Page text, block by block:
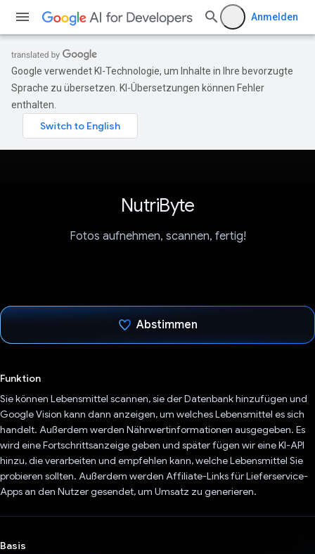
Anmelden
Google verwendet KI-Technologie, um Inhalte in Ihre bevorzugte
Sprache zu übersetzen. KI-Übersetzungen können Fehler
enthalten.
NutriByte
Fotos aufnehmen, scannen, fertig!
Abstimmen
Funktion
Sie können Lebensmittel scannen, sie der Datenbank hinzufügen und
Google Vision kann dann anzeigen, um welches Lebensmittel es sich
handelt. Außerdem werden Nährwertinformationen ausgegeben. Es
wird eine Fortschrittsanzeige geben und später fügen wir eine KI-API
hinzu, die verarbeiten und empfehlen kann, welche Lebensmittel Sie
probieren sollten. Außerdem werden Affiliate-Links für Lieferservice-
Apps an den Nutzer gesendet, um Umsatz zu generieren.
Basis